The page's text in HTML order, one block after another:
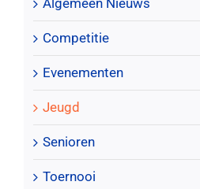
Competitie
Evenementen
Jeugd
Senioren
Toernooi